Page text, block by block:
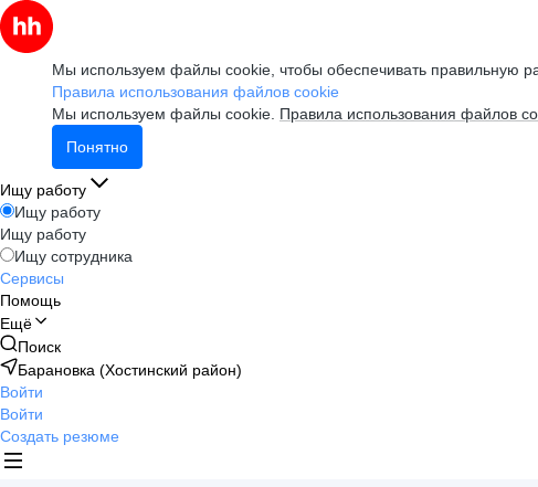
Мы используем файлы cookie, чтобы обеспечивать правильную
Правила использования файлов cookie
Мы используем файлы cookie. Правила использования файлов
Понятно
Ищу работу
Ищу работу
Ищу работу
Ищу сотрудника
Сервисы
Помощь
Ещё
Поиск
Барановка (Хостинский район)
Войти
Войти
Создать резюме